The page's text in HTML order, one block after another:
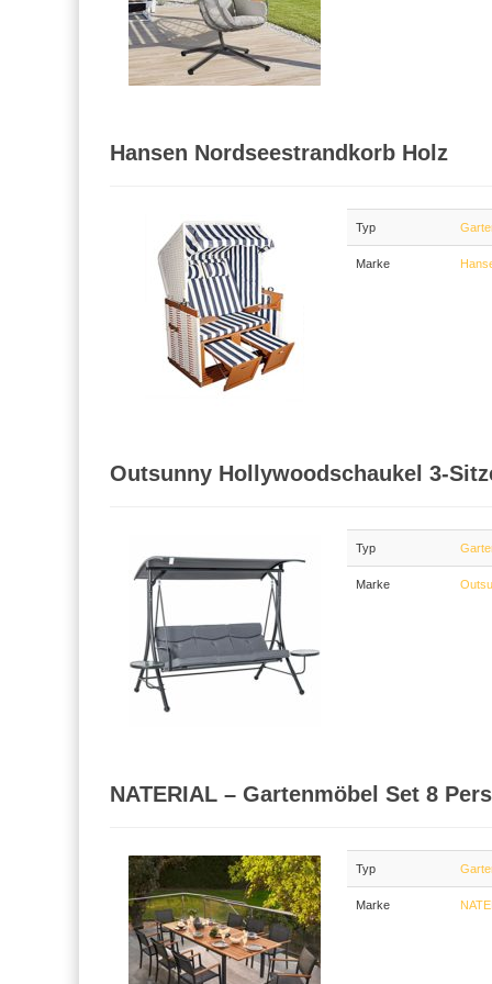
Hansen Nordseestrandkorb Holz
Typ
Marke
Outsunny Hollywoodschaukel 3-
Typ
Marke
NATERIAL – Gartenmöbel Set 8
Typ
Marke